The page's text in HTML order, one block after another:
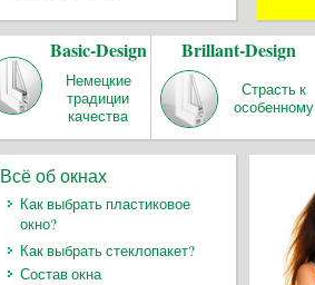
Basic-Design
Немецкие
традиции
качества
Brillant-Design
Страсть к
особенному
Всё об окнах
Как выбрать пластиковое
окно?
Как выбрать стеклопакет?
Состав окна